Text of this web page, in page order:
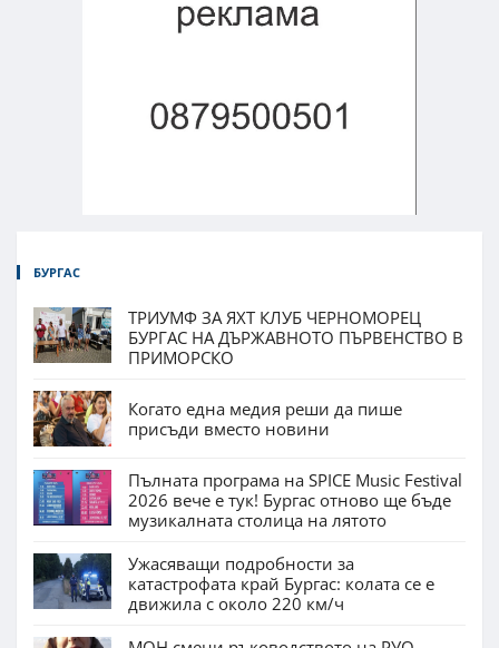
БУРГАС
ТРИУМФ ЗА ЯХТ КЛУБ ЧЕРНОМОРЕЦ
БУРГАС НА ДЪРЖАВНОТО ПЪРВЕНСТВО В
ПРИМОРСКО
Когато една медия реши да пише
присъди вместо новини
Пълната програма на SPICE Music Festival
2026 вече е тук! Бургас отново ще бъде
музикалната столица на лятото
Ужасяващи подробности за
катастрофата край Бургас: колата се е
движила с около 220 км/ч